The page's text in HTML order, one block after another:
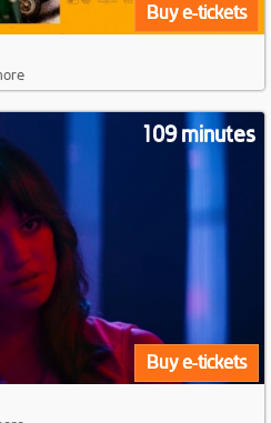
Buy e-tickets
109 minutes
Buy e-tickets